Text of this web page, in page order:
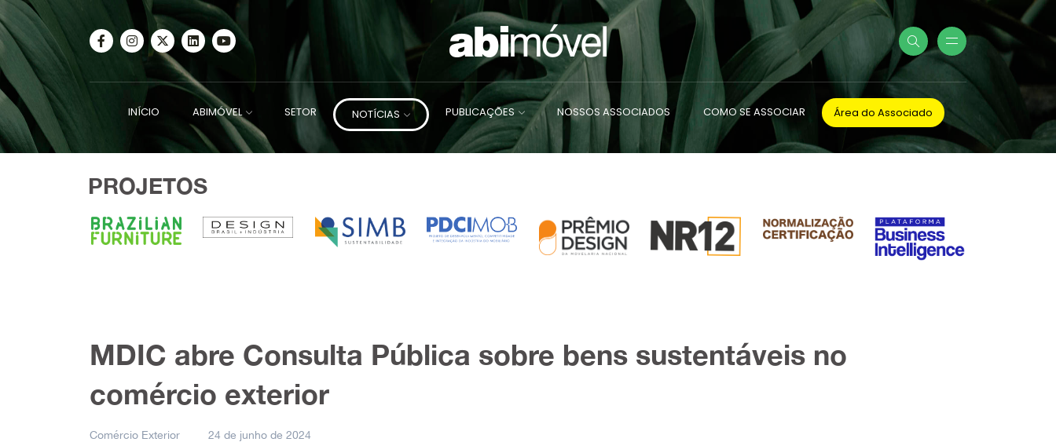
INÍCIO ABIMÓVEL SETOR NOTÍCIAS PUBLICAÇÕES NOSSOS ASSOCIADOS COMO SE ASSOCIAR Área do Associado
PROJETOS
MDIC abre Consulta Pública sobre bens sustentáveis no
comércio exterior
Comércio Exterior 24 de junho de 2024